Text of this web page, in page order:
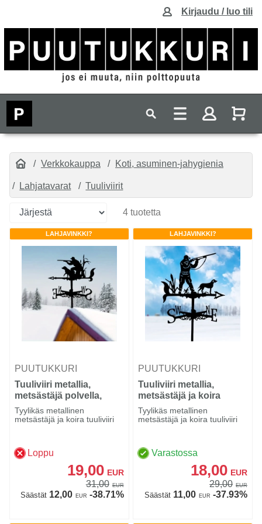
Kirjaudu / luo tili
Verkkokauppa Koti, asuminen-jahygienia
Lahjatavarat Tuuliviirit
4 tuotetta
LAHJAVINKKI?
PUUTUKKURI
Tuuliviiri metallia,
metsästäjä polvella,
koira
Tyylikäs metallinen
metsästäjä ja koira tuuliviiri
Loppu
19,00 EUR
31,00 EUR
Säästät12,00 EUR -38.71%
LAHJAVINKKI?
PUUTUKKURI
Tuuliviiri metallia,
metsästäjä ja koira
Tyylikäs metallinen
metsästäjä ja koira tuuliviiri
Varastossa
18,00 EUR
29,00 EUR
Säästät11,00 EUR -37.93%